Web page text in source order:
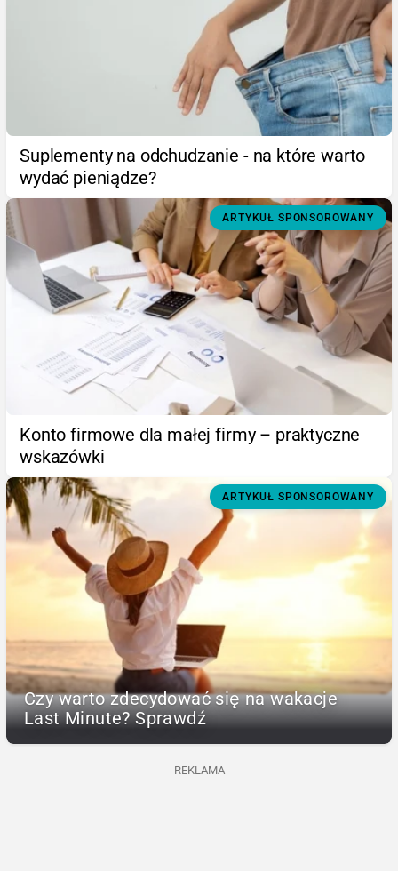
Suplementy na odchudzanie - na które warto
wydać pieniądze?
ARTYKUŁ SPONSOROWANY
Konto firmowe dla małej firmy – praktyczne
wskazówki
ARTYKUŁ SPONSOROWANY
Czy warto zdecydować się na wakacje
Last Minute? Sprawdź
REKLAMA